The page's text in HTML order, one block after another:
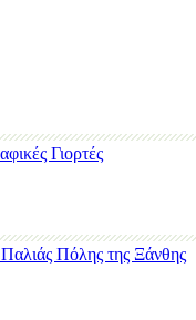
Γιορτές
Πόλης της Ξάνθης